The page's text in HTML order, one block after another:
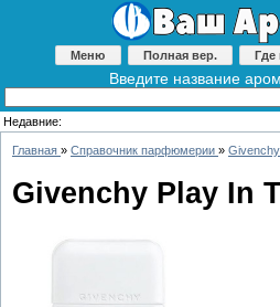
Меню Полная вер. Где
Введите название
Недавние:
Главная » Справочник парфюмерии » Givenchy
Givenchy Play In